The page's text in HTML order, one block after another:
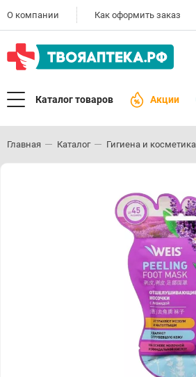
О компании Как оформить заказ
Каталог товаров Акции
Главная Каталог Гигиена и косметика